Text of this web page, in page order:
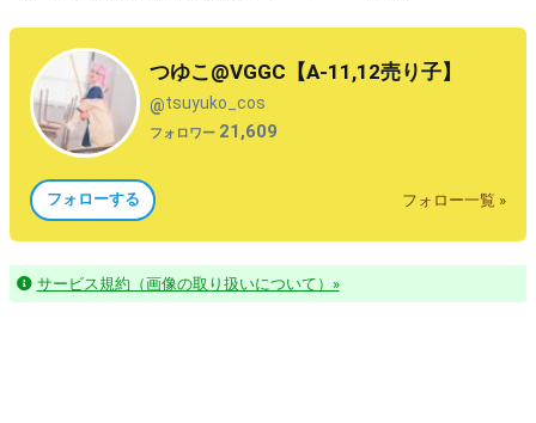
つゆこ@VGGC【A-11,12売り子】
@tsuyuko_cos
フォロワー 21,609
フォローする フォロー一覧 »
サービス規約（画像の取り扱いについて）»